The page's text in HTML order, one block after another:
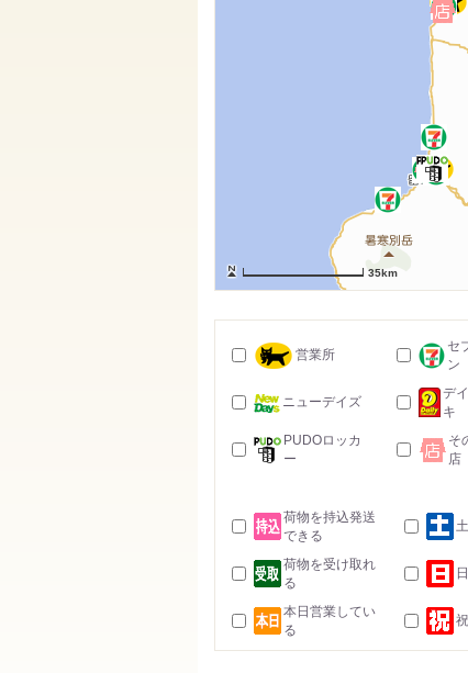
35km
営業所
セ
ン
ニューデイズ
デ
キ
PUDOロッカ
ー
そ
店
荷物を持込発送
できる
荷物を受け取れ
る
本日営業してい
る